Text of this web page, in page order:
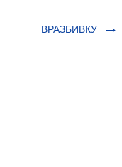
ВРАЗБИВКУ